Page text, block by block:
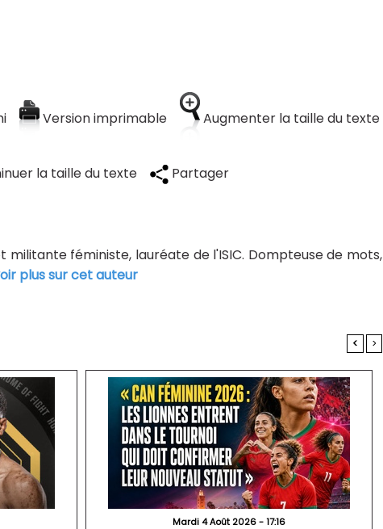
Version imprimable Augmenter la taille du texte
la taille du texte Partager
militante féministe, lauréate de l'ISIC. Dompteuse de mots,
plus sur cet auteur
< >
Mardi 4 Août 2026 - 17:16